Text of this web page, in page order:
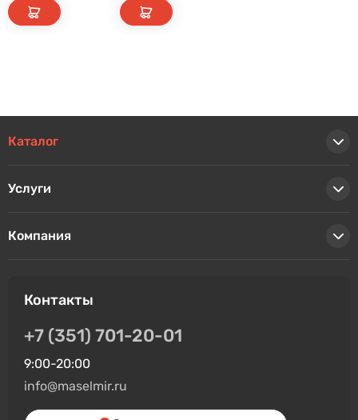
Каталог
Услуги
Компания
Контакты
+7 (351) 701-20-01
9:00-20:00
info@maselmir.ru